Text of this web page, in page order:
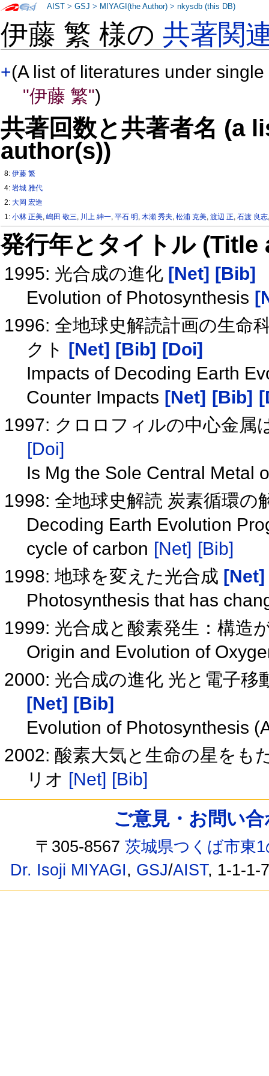
伊藤 繁 様の共著関
+(A list of literatures under
"伊藤 繁")
共著回数と共著者名 (a
author(s))
8:伊藤 繁
4:岩城 雅代
2:大岡 宏造
1:小林 正美,嶋田 敬三, 川上 紳一,平石 明 ,木瀬 秀夫,松浦 克美,渡辺 正,石渡 良志
発行年とタイトル
1995: 光合成の進化 [Net] [Bib]
Evolution of Photosynthesis
1996: 全地球史解読計画の生命
クト
[Net] [Bib]
[Doi]
Impacts of Decoding Earth
Counter Impacts [Net] [Bib]
1997: クロロフィルの中心金
[Doi]
Is Mg the Sole Central Metal
1998: 全地球史解読 炭素循環
Decoding Earth Evolution
cycle of carbon [Net] [Bib]
1998: 地球を変えた光合成 [Net]
Photosynthesis that has
1999: 光合成と酸素発生：構造
Origin and Evolution of
2000: 光合成の進化 光と電子
[Net] [Bib]
Evolution of Photosynthesis
2002: 酸素大気と生命の星をも
リオ [Net] [Bib]
AIST >GSJ > MIYAGI(the Author) >nkysdb (this DB)
ご意見・お問い
〒305-8567茨城県つくば市東
Dr. Isoji MIYAGI, GSJ/AIST, 1-1-1-